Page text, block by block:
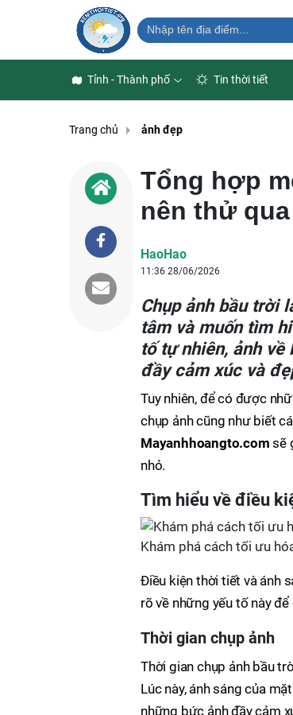
Tỉnh - Thành phố Tin thời tiết
Trang chủ ảnh đẹp
Tổng hợp
nên thử qua
HaoHao
11:36 28/06/2026
Chụp ảnh bầu trời
tâm và muốn tìm
tố tự nhiên, ảnh
đầy cảm xúc và
Tuy nhiên, để có được
chụp ảnh cũng như biết
Mayanhhoangto.com sẽ
nhỏ.
Tìm hiểu về điều
Khám phá cách tối ưu
Điều kiện thời tiết và ánh
rõ về những yếu tố này
Thời gian chụp ảnh
Thời gian chụp ảnh bầu
Lúc này, ánh sáng của
những bức ảnh đầy cảm